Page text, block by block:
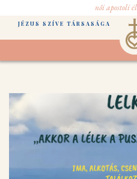
női apostoli
JÉZUS SZÍVE TÁRSASÁGA